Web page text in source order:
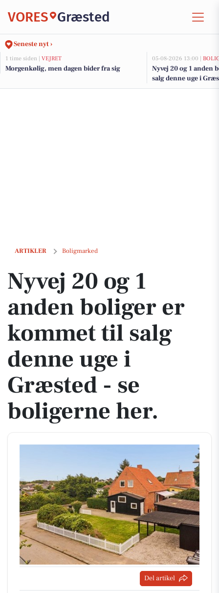
VORES Græsted
Seneste nyt ›
1 time siden | VEJRET
Morgenkølig, men dagen bider fra sig
05-08-2026 13:00 |
Nyvej 20 og 1 anden
salg denne uge i
ARTIKLER Boligmarked
Nyvej 20 og 1 anden boliger er kommet til salg denne uge i Græsted
Nyvej 20 og 1
anden boliger er
kommet til salg
denne uge i
Græsted - se
boligerne her.
Del artikel